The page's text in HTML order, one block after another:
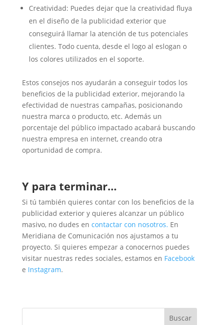
Creatividad: Puedes dejar que la creatividad fluya
en el diseño de la publicidad exterior que
conseguirá llamar la atención de tus potenciales
clientes. Todo cuenta, desde el logo al eslogan o
los colores utilizados en el soporte.
Estos consejos nos ayudarán a conseguir todos los
beneficios de la publicidad exterior, mejorando la
efectividad de nuestras campañas, posicionando
nuestra marca o producto, etc. Además un
porcentaje del público impactado acabará buscando
nuestra empresa en internet, creando otra
oportunidad de compra.
Y para terminar…
Si tú también quieres contar con los beneficios de la
publicidad exterior y quieres alcanzar un público
masivo, no dudes en contactar con nosotros. En
Meridiana de Comunicación nos ajustamos a tu
proyecto. Si quieres empezar a conocernos puedes
visitar nuestras redes sociales, estamos en Facebook
e Instagram.